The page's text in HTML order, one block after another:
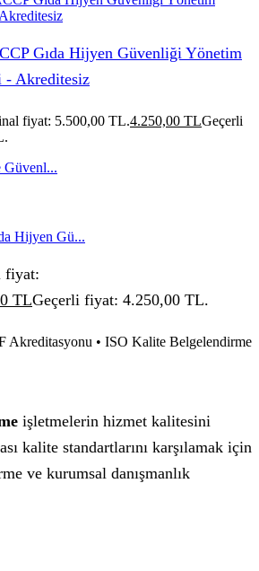
Gıda Hijyen Güvenliği Yönetim
- Akreditesiz
fiyat: 5.500,00 TL.4.250,00 TLGeçerli
Güvenl...
Hijyen Gü...
fiyat:
TLGeçerli fiyat: 4.250,00 TL.
Akreditasyonu • ISO Kalite Belgelendirme
işletmelerin hizmet kalitesini
kalite standartlarını karşılamak için
ve kurumsal danışmanlık